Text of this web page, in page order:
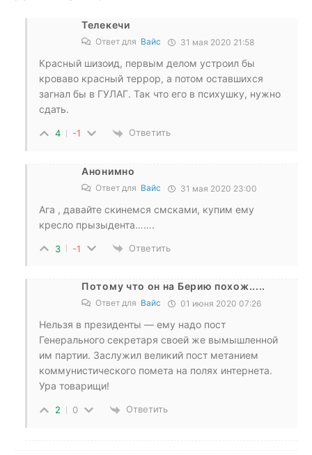
Телекечи
Ответ для Вайс 31 мая 2020 21:58
Красный шизоид, первым делом устроил бы
кроваво красный террор, а потом оставшихся
загнал бы в ГУЛАГ. Так что его в психушку, нужно
сдать.
4 -1 Ответить
Анонимно
Ответ для Вайс 31 мая 2020 23:00
Ага , давайте скинемся смсками, купим ему
кресло прызыдента…….
3 -1 Ответить
Потому что он на Берию похож.....
Ответ для Вайс 01 июня 2020 07:26
Нельзя в президенты — ему надо пост
Генерального секретаря своей же вымышленной
им партии. Заслужил великий пост метанием
коммунистического помета на полях интернета.
Ура товарищи!
2 0 Ответить